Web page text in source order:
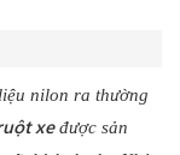
nilon ra thường
xeđược sản